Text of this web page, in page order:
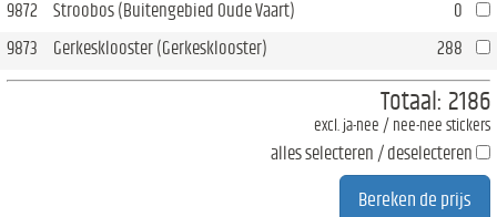
9872
Stroobos (Buitengebied Oude Vaart)
0
9873
Gerkesklooster (Gerkesklooster) 288
Totaal: 2186
excl. ja-nee / nee-nee stickers
alles selecteren / deselecteren